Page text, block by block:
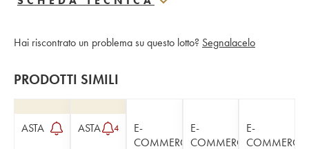
Hai riscontrato un problema su questo lotto? Segnalacelo
PRODOTTI SIMILI
ASTA ASTA 4
E-
COMMERCE
E-
COMMERCE
E-
COMMERCE